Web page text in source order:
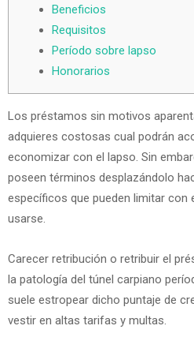
Beneficios
Requisitos
Período sobre lapso
Honorarios
Los préstamos sin motivos
adquieres costosas cual podrán
economizar con el lapso. Sin
poseen términos desplazándolo
específicos que pueden limitar con
usarse.
Carecer retribución o retribuir el
la patologí­a del túnel carpiano
suele estropear dicho puntaje de
vestir en altas tarifas y multas.